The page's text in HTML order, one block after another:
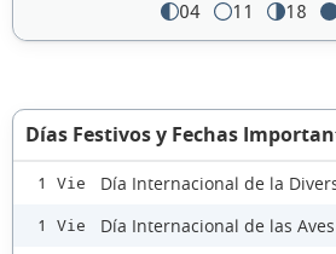
04 11 18
Días Festivos y Fechas
1 Vie Día Internacional de la
1 Vie Día Internacional de las Aves